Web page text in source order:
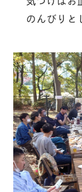
のんびりと